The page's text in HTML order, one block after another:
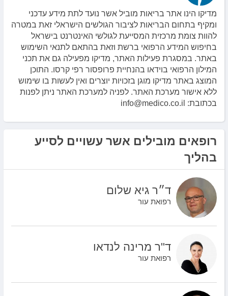
מדיקו הינו אתר בריאות מוביל אשר נועד לתת מידע עדכני
ומקיף בתחום הבריאות לציבור הגולשים הישראלי זאת במטרה
להוות צומת מרכזית המסייעת לגולשי האינטרנט בישראל
בחיפוש המידע הרפואי ברשת וזאת בהתאם לתנאי השימוש
באתר. במסגרת פעילות האתר, מדיקו מפעילה גם את תכני
המילון הרפואי בוידאו בהנחיית פרופסור רפי קרסו. התוכן
המוצג באתר מדיקו מוגן בזכויות יוצרים ואין לעשות בו שימוש
ללא אישור מערכת האתר. לפניה למערכת האתר ניתן לפנות
בכתובת: info@medico.co.il
רופאים מובילים אשר עשויים לסייע
בהליך
ד״ר גיא שלום
רפואת עור
ד"ר מרינה לנדאו
רפואת עור